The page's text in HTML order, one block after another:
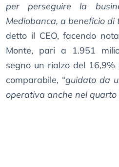
per perseguire la
Mediobanca, a beneficio
detto il CEO, facendo
Monte, pari a 1.951
segno un rialzo del
comparabile, “guidato da
operativa anche nel quarto